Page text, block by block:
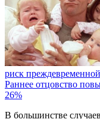
риск
Раннее отцовство
26%
В большинстве